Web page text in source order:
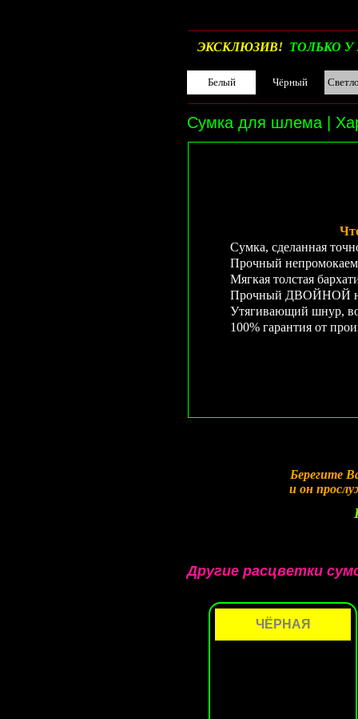
ЭКСКЛЮЗИВ! ТОЛЬКО У
Белый Чёрный
Сумка для шлема |
Сумка, сделанная
Прочный
Мягкая толстая
Прочный ДВОЙНОЙ
Утягивающий шнур,
100% гарантия от
Берегите
и он
Другие расцветки
ЧЁРНАЯ